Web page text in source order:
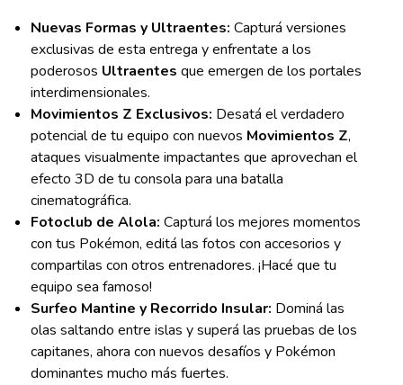
Nuevas Formas y Ultraentes: Capturá versiones
exclusivas de esta entrega y enfrentate a los
poderosos Ultraentes que emergen de los portales
interdimensionales.
Movimientos Z Exclusivos: Desatá el verdadero
potencial de tu equipo con nuevos Movimientos Z,
ataques visualmente impactantes que aprovechan el
efecto 3D de tu consola para una batalla
cinematográfica.
Fotoclub de Alola: Capturá los mejores momentos
con tus Pokémon, editá las fotos con accesorios y
compartilas con otros entrenadores. ¡Hacé que tu
equipo sea famoso!
Surfeo Mantine y Recorrido Insular: Dominá las
olas saltando entre islas y superá las pruebas de los
capitanes, ahora con nuevos desafíos y Pokémon
dominantes mucho más fuertes.